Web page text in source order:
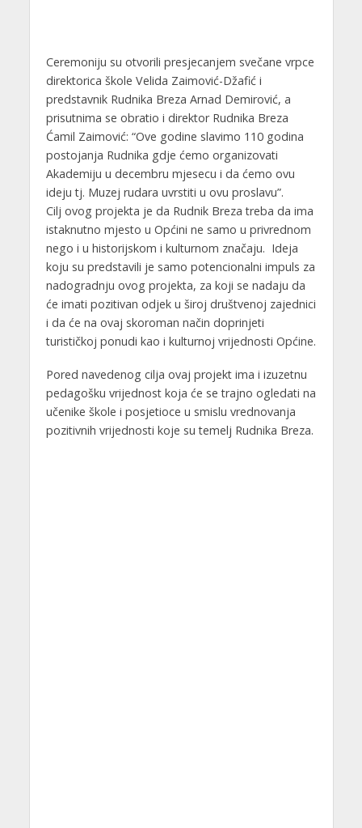
Ceremoniju su otvorili presjecanjem svečane vrpce
direktorica škole Velida Zaimović-Džafić i
predstavnik Rudnika Breza Arnad Demirović, a
prisutnima se obratio i direktor Rudnika Breza
Ćamil Zaimović: “Ove godine slavimo 110 godina
postojanja Rudnika gdje ćemo organizovati
Akademiju u decembru mjesecu i da ćemo ovu
ideju tj. Muzej rudara uvrstiti u ovu proslavu”.
Cilj ovog projekta je da Rudnik Breza treba da ima
istaknutno mjesto u Općini ne samo u privrednom
nego i u historijskom i kulturnom značaju. Ideja
koju su predstavili je samo potencionalni impuls za
nadogradnju ovog projekta, za koji se nadaju da
će imati pozitivan odjek u široj društvenoj zajednici
i da će na ovaj skoroman način doprinjeti
turističkoj ponudi kao i kulturnoj vrijednosti Općine.
Pored navedenog cilja ovaj projekt ima i izuzetnu
pedagošku vrijednost koja će se trajno ogledati na
učenike škole i posjetioce u smislu vrednovanja
pozitivnih vrijednosti koje su temelj Rudnika Breza.